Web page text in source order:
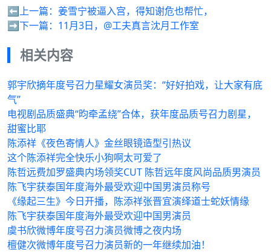
⬅️上一篇： 姜雪宁被逼入宫，得知谢危也帮忙，
➡️下一篇： 11月3日，@工夫真言沈月工作室
相关内容
郭宇欣摘年度号召力星耀女演员奖：“好好拍戏，让大家有底
气”
电视剧品质盛典“昀牵孟绕”合体，获年度品质号召力剧星，
甜蜜比耶
陈添祥《夜色寄情人》金丝眼镜造型引热议
这个陈添祥完全快乐小狗啊太可爱了
陈哲远费加罗盛典内场领奖CUT 陈哲远年度风尚品质男演员
陈飞宇获泰国年度海外最受欢迎中国男演员称号
《缘起三生》今日开播，陈添祥张晋宜演绎道士蛇妖情缘
陈飞宇获泰国年度海外最受欢迎中国男演员
虞书欣微博年度号召力演员微博之夜内场
檀健次微博年度号召力演员新的一年继续加油！